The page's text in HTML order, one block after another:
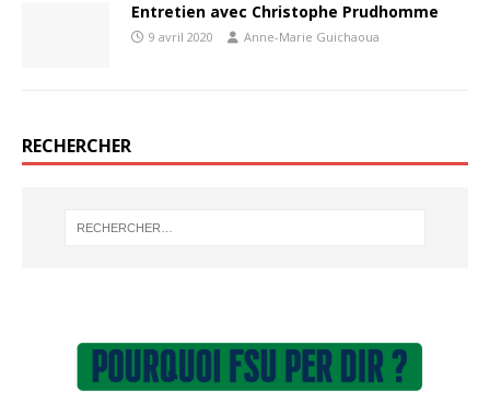
Entretien avec Christophe Prudhomme
9 avril 2020 Anne-Marie Guichaoua
RECHERCHER